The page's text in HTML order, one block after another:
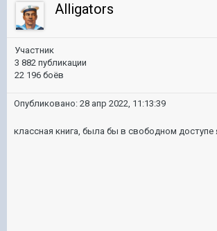
Alligators
Участник
3 882 публикации
22 196 боёв
Опубликовано: 28 апр 2022, 11:13:39
классная книга, была бы в свободном доступе